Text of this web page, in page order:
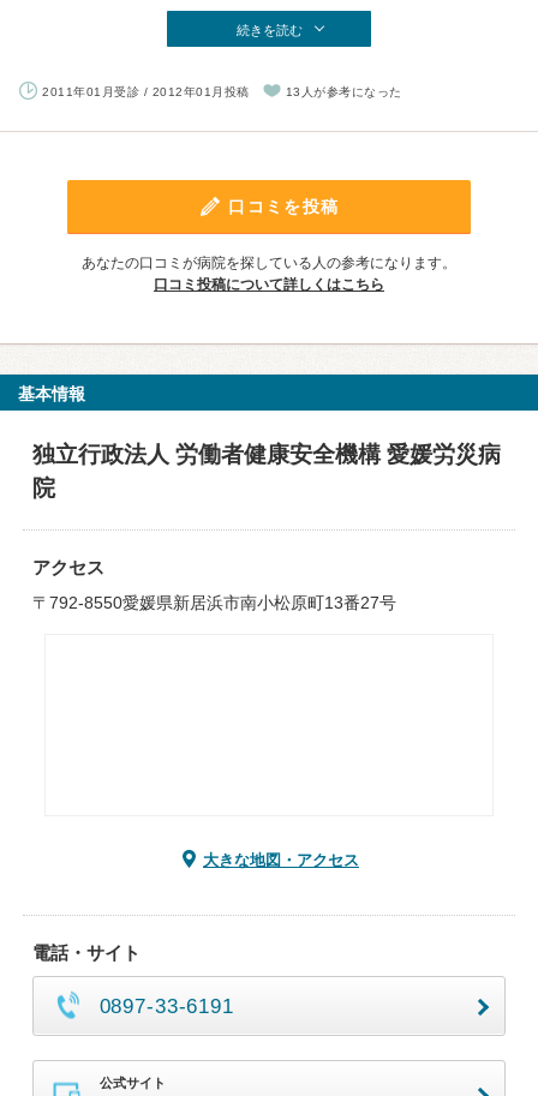
続きを読む
2011年01月受診 / 2012年01月投稿 13人が参考になった
口コミを投稿
あなたの口コミが病院を探している人の参考になります。
口コミ投稿について詳しくはこちら
基本情報
独立行政法人 労働者健康安全機構 愛媛労災病
院
アクセス
〒792-8550愛媛県新居浜市南小松原町13番27号
大きな地図・アクセス
電話・サイト
0897-33-6191
公式サイト